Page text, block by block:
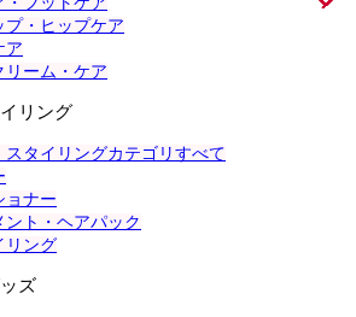
プ・ヒップケア
ア
リーム・ケア
リング
スタイリングカテゴリすべて
ョナー
ント・ヘアパック
リング
ズ